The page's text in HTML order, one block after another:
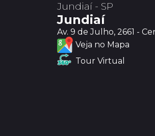
Jundiaí - SP
Jundiaí
Av. 9 de Julho, 2661 -
Veja no Mapa
Tour Virtual